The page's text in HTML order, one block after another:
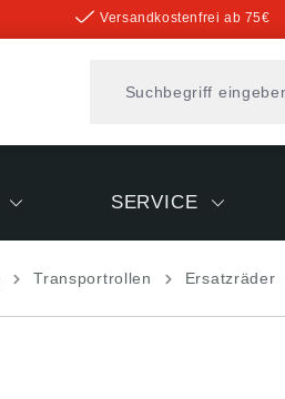
Versandkostenfrei ab 75€
SERVICE
Transportrollen Ersatzräder